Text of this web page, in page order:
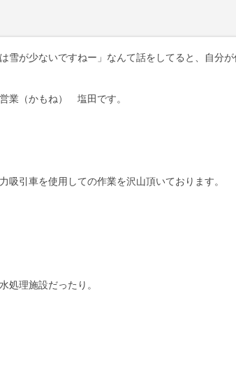
雪が少ないですねー」なんて話をしてると、自分
業（かもね） 塩田です。
吸引車を使用しての作業を沢山頂いております。
処理施設だったり。